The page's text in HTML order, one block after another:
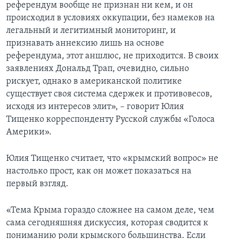
референдум вообще не признан ни кем, и он
происходил в условиях оккупации, без намеков на
легальный и легитимный мониторинг, и
признавать аннексию лишь на основе
референдума, этот аншлюс, не приходится. В своих
заявлениях Дональд Трап, очевидно, сильно
рискует, однако в американской политике
существует своя система сдержек и противовесов,
исходя из интересов элит», – говорит Юлия
Тищенко корреспонденту Русской службы «Голоса
Америки».
Юлия Тищенко считает, что «крымский вопрос» не
настолько прост, как он может показаться на
первый взгляд.
«Тема Крыма гораздо сложнее на самом деле, чем
сама сегодняшняя дискуссия, которая сводится к
пониманию роли крымского большинства. Если